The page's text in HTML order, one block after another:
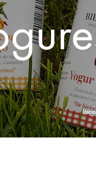
Inicio